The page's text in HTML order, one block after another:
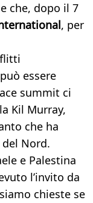
che, dopo il 7
, per
essere
summit ci
Kil Murray,
che ha
Nord.
e Palestina
l’invito da
chieste se